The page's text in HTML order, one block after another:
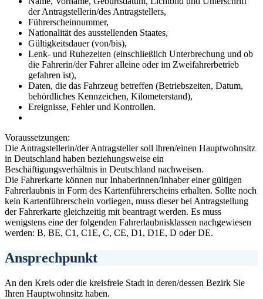
der Antragstellerin/des Antragstellers,
Führerscheinnummer,
Nationalität des ausstellenden Staates,
Gültigkeitsdauer (von/bis),
Lenk- und Ruhezeiten (einschließlich Unterbrechung und ob
die Fahrerin/der Fahrer alleine oder im Zweifahrerbetrieb
gefahren ist),
Daten, die das Fahrzeug betreffen (Betriebszeiten, Datum,
behördliches Kennzeichen, Kilometerstand),
Ereignisse, Fehler und Kontrollen.
Voraussetzungen:
Die Antragstellerin/der Antragsteller soll ihren/einen Hauptwohnsitz
in Deutschland haben beziehungsweise ein
Beschäftigungsverhältnis in Deutschland nachweisen.
Die Fahrerkarte können nur Inhaberinnen/Inhaber einer gültigen
Fahrerlaubnis in Form des Kartenführerscheins erhalten. Sollte noch
kein Kartenführerschein vorliegen, muss dieser bei Antragstellung
der Fahrerkarte gleichzeitig mit beantragt werden. Es muss
wenigstens eine der folgenden Fahrerlaubnisklassen nachgewiesen
werden: B, BE, C1, C1E, C, CE, D1, D1E, D oder DE.
Ansprechpunkt
An den Kreis oder die kreisfreie Stadt in deren/dessen Bezirk Sie
Ihren Hauptwohnsitz haben.